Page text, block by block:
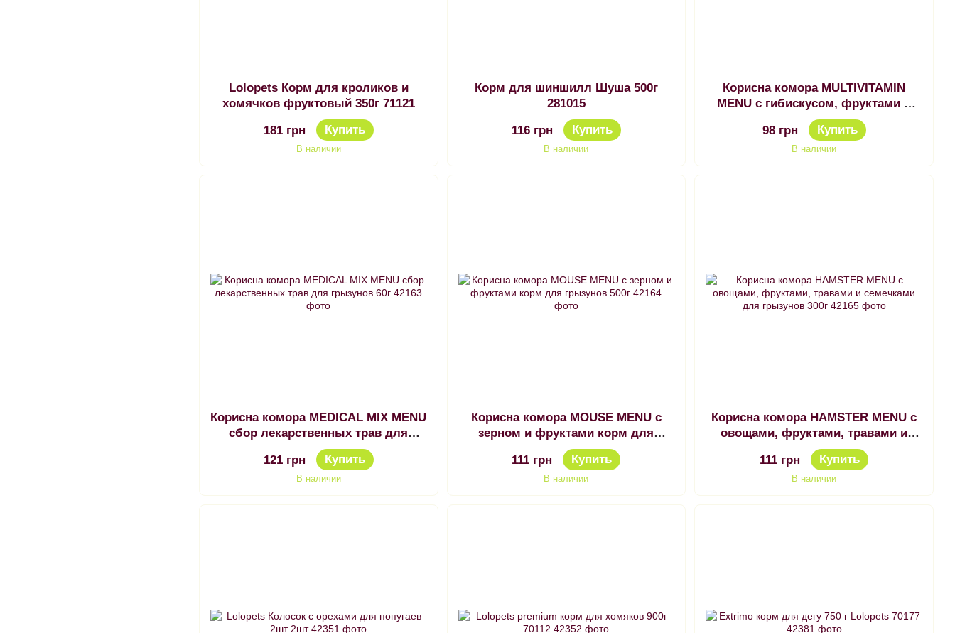
Lolopets Корм для кроликов и
хомячков фруктовый 350г 71121
181 грн Купить
В наличии
Корм для шиншилл Шуша 500г
281015
116 грн Купить
В наличии
Корисна комора MULTIVITAMIN
MENU с гибискусом, фруктами и
ветками ивы 100г
98 грн
Купить
В наличии
Корисна комора MEDICAL MIX MENU
сбор лекарственных трав для
грызунов 60г
121 грн
Купить
В наличии
Корисна комора MOUSE MENU с
зерном и фруктами корм для
грызунов 500г
111 грн
Купить
В наличии
Корисна комора HAMSTER MENU с
овощами, фруктами, травами и
семечками для грызунов 300г
111 грн
Купить
В наличии